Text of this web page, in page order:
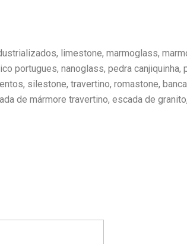
limestone, marmoglass,
portugues, nanoglass, pedra canjiquinha,
silestone, travertino, romastone,
de mármore travertino, escada de